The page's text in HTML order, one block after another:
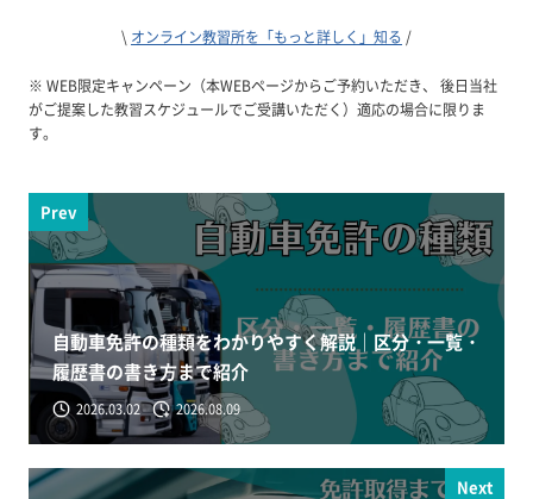
\ オンライン教習所を「もっと詳しく」知る /
※ WEB限定キャンペーン（本WEBページからご予約いただき、 後日当社
がご提案した教習スケジュールでご受講いただく）適応の場合に限りま
す。
Prev
自動車免許の種類をわかりやすく解説｜区分・一覧・
履歴書の書き方まで紹介
2026.03.02 2026.08.09
Next